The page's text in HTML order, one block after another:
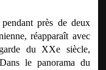
près de deux
réapparaît avec
du XXe siècle,
le panorama du